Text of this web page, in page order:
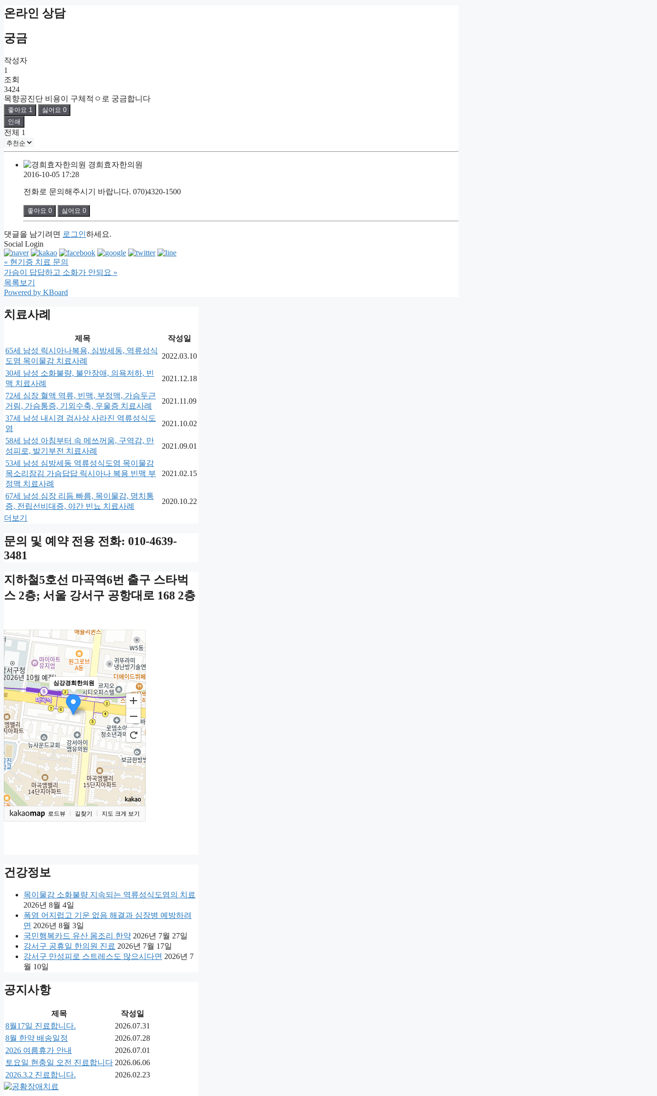
온라인 상담
궁금
작성자
1
조회
3424
목향공진단 비용이 구체적ㅇ로 궁금합니다
좋아요 1 싫어요 0
인쇄
전체 1
경희효자한의원
2016-10-05 17:28
전화로 문의해주시기 바랍니다. 070)4320-1500
좋아요 0 싫어요 0
댓글을 남기려면 로그인하세요.
Social Login
« 현기증 치료 문의
가슴이 답답하고 소화가 안되요 »
목록보기
Powered by KBoard
치료사례
제목
작성일
65세 남성 릭시아나복용, 심방세동, 역류성식
도염 목이물감 치료사례
2022.03.10
30세 남성 소화불량, 불안장애, 의욕저하, 빈
맥 치료사례
2021.12.18
72세 심장 혈액 역류, 빈맥, 부정맥, 가슴두근
거림, 가슴통증, 기외수축, 우울증 치료사례
2021.11.09
37세 남성 내시경 검사상 사라진 역류성식도
염
2021.10.02
58세 남성 아침부터 속 메쓰꺼움, 구역감, 만
성피로, 발기부전 치료사례
2021.09.01
53세 남성 심방세동 역류성식도염 목이물감
목소리잠김 가슴답답 릭시아나 복용 빈맥 부
정맥 치료사례
2021.02.15
67세 남성 심장 리듬 빠름, 목이물감, 명치통
증, 전립선비대증, 야간 빈뇨 치료사례
2020.10.22
더보기
문의 및 예약 전용 전화: 010-4639-
3481
지하철5호선 마곡역6번 출구 스타벅
스 2층; 서울 강서구 공항대로 168 2층
심강경희한의원
로드뷰 길찾기 지도 크게 보기
건강정보
목이물감 소화불량 지속되는 역류성식도염의 치료
2026년 8월 4일
폭염 어지럽고 기운 없음 해결과 심장병 예방하려
면 2026년 8월 3일
국민행복카드 유산 몸조리 한약 2026년 7월 27일
강서구 공휴일 한의원 진료 2026년 7월 17일
강서구 만성피로 스트레스도 많으시다면 2026년 7
월 10일
공지사항
제목
작성일
8월17일 진료합니다.
2026.07.31
8월 한약 배송일정
2026.07.28
2026 여름휴가 안내
2026.07.01
토요일 현충일 오전 진료합니다 2026.06.06
2026.3.2 진료합니다.
2026.02.23